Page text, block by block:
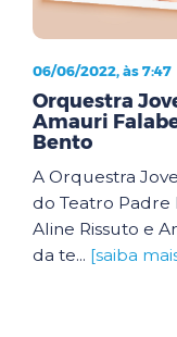
06/06/2022, às 7:47
Orquestra
Amauri
Bento
A Orquestra
do Teatro Padre
Aline Rissuto e
da te... [saiba